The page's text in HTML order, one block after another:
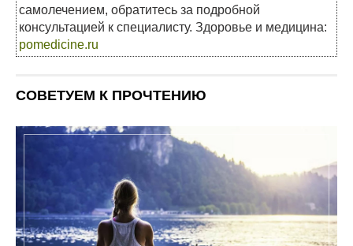
самолечением, обратитесь за подробной
консультацией к специалисту. Здоровье и медицина:
pomedicine.ru
СОВЕТУЕМ К ПРОЧТЕНИЮ